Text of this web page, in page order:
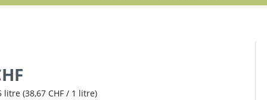
litre (38,67 CHF / 1 litre)